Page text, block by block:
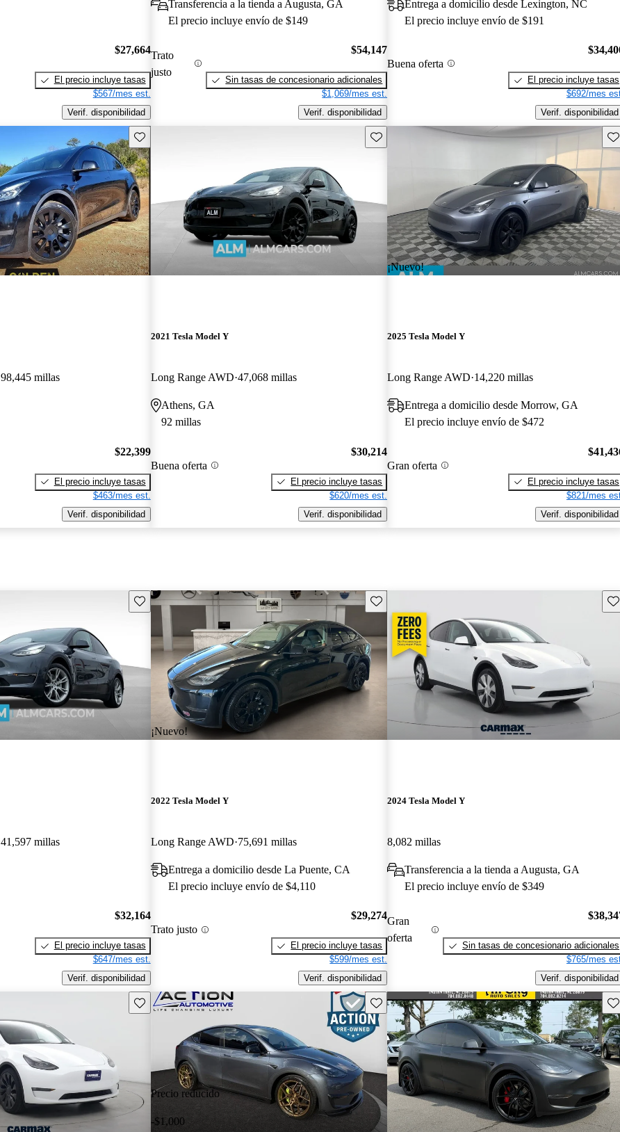
$27,664
El precio incluye tasas
$567/mes est.
Verif. disponibilidad
Transferencia a la tienda a Augusta, GA
El precio incluye envío de $149
Trato
justo
$54,147
Sin tasas de concesionario adicionales
$1,069/mes est.
Verif. disponibilidad
Entrega a domicilio desde Lexington, NC
El precio incluye envío de $191
Buena oferta
El precio incluye tasas
$692/mes
Verif. disponibilidad
Guarda este Aviso
98,445 millas
$22,399
El precio incluye tasas
$463/mes est.
Verif. disponibilidad
Guarda este Aviso
2021 Tesla Model Y
Long Range AWD 47,068 millas
Athens, GA
92 millas
Buena oferta
$30,214
El precio incluye tasas
$620/mes est.
Verif. disponibilidad
¡Nuevo!
2025 Tesla Model Y
Long Range AWD 14,220 millas
Entrega a domicilio desde Morrow, GA
El precio incluye envío de $472
Gran oferta
El precio incluye tasas
$821/mes
Verif. disponibilidad
Guarda este Aviso
41,597 millas
$32,164
El precio incluye tasas
$647/mes est.
Verif. disponibilidad
¡Nuevo!
Guarda este Aviso
2022 Tesla Model Y
Long Range AWD 75,691 millas
Entrega a domicilio desde La Puente, CA
El precio incluye envío de $4,110
Trato justo
$29,274
El precio incluye tasas
$599/mes est.
Verif. disponibilidad
2024 Tesla Model Y
8,082 millas
Transferencia a la tienda a Augusta, GA
El precio incluye envío de $349
Gran
oferta
Sin tasas de concesionario adicionales
$765/mes
Verif. disponibilidad
Guarda este Aviso
Precio reducido
-$1,000
Guarda este Aviso